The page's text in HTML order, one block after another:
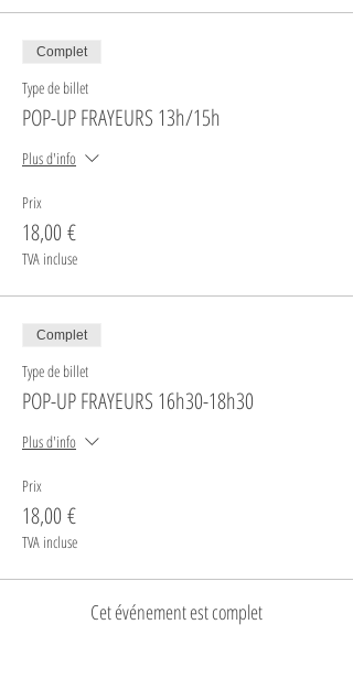
Complet
Type de billet
POP-UP FRAYEURS 13h/15h
Plus d'info
Prix
18,00 €
TVA incluse
Complet
Type de billet
POP-UP FRAYEURS 16h30-18h30
Plus d'info
Prix
18,00 €
TVA incluse
Cet événement est complet